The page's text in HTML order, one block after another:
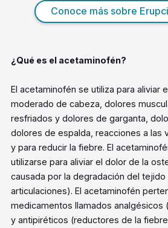
Conoce más sobre
¿Qué es el acetaminofén?
El acetaminofén se utiliza para aliviar
moderado de cabeza, dolores
resfriados y dolores de garganta,
dolores de espalda, reacciones a las
y para reducir la fiebre. El
utilizarse para aliviar el dolor de la
causada por la degradación del tejido
articulaciones). El acetaminofén
medicamentos llamados analgésicos
y antipiréticos (reductores de la